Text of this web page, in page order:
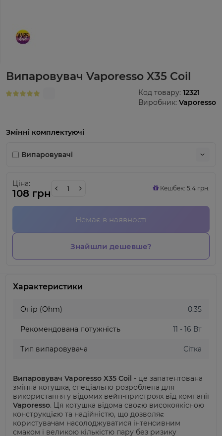
Випаровувач Vaporesso X35 Coil
Виробник: Vaporesso
Код товару: 12321
Змінні комплектуючі
Випаровувачі
Ціна:
108 грн Кешбек: 5.4 грн.
Немає в наявності
Знайшли дешевше?
Характеристики
Опір (Ohm) 0.35
Рекомендована потужність 11 - 16 Вт
Тип випаровувача Сітка
Випаровувач Vaporesso X35 Coil - це запатентована
змінна котушка, спеціально розроблена для
використання у відомих вейп-пристроях від компанії
Vaporesso. Ця котушка відома своєю високоякісною
конструкцією та надійністю, що дозволяє
користувачам насолоджуватися інтенсивним
смаком і великою кількістю пару без ризику